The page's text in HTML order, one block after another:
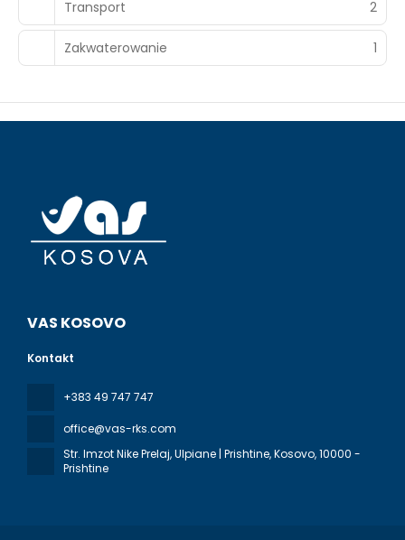
Transport 2
Zakwaterowanie 1
VAS KOSOVO
Kontakt
+383 49 747 747
office@vas-rks.com
Str. Imzot Nike Prelaj, Ulpiane | Prishtine, Kosovo, 10000 -
Prishtine